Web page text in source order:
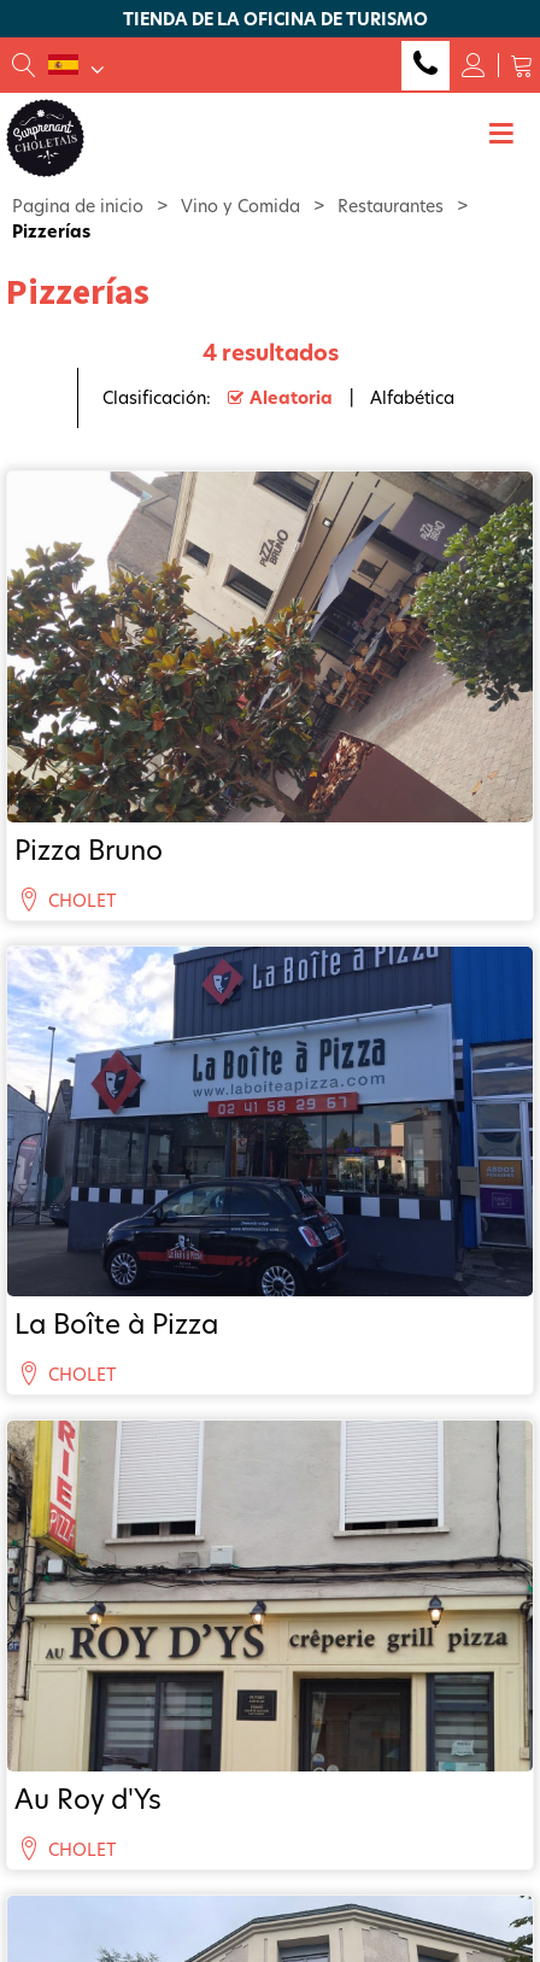
TIENDA DE LA OFICINA DE TURISMO
Pagina de inicio > Vino y Comida > Restaurantes
>
Pizzerías
Pizzerías
4resultados
Clasificación: Aleatoria Alfabética
Pizza Bruno
CHOLET
La Boîte à Pizza
CHOLET
Au Roy d'Ys
CHOLET